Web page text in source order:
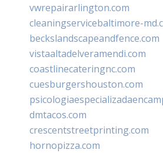
vwrepairarlington.com
cleaningservicebaltimore-
beckslandscapeandfence.com
vistaaltadelveramendi.com
coastlinecateringnc.com
cuesburgershouston.com
dmtacos.com
crescentstreetprinting.com
hornopizza.com